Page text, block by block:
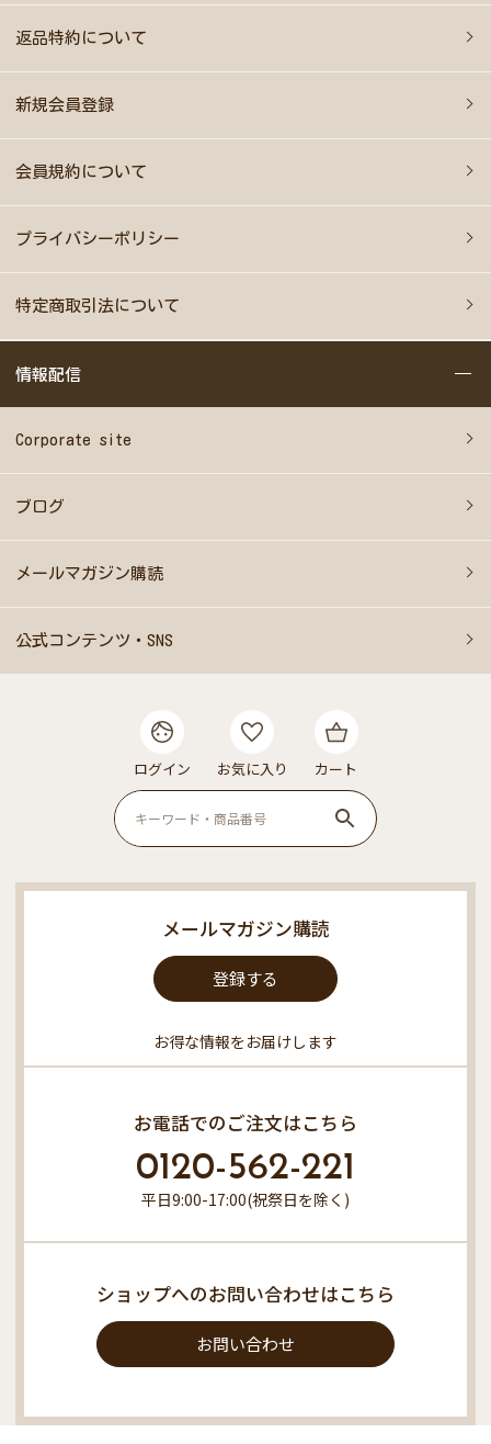
返品特約について
新規会員登録
会員規約について
プライバシーポリシー
特定商取引法について
情報配信
Corporate site
ブログ
メールマガジン購読
公式コンテンツ・SNS
ログイン お気に入り カート
メールマガジン購読
登録する
お得な情報をお届けします
お電話でのご注文はこちら
0120-562-221
平日9:00-17:00(祝祭日を除く)
ショップへのお問い合わせはこちら
お問い合わせ